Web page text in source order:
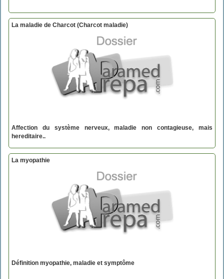
La maladie de Charcot (Charcot maladie)
Affection du système nerveux, maladie non contagieuse, mais
hereditaire..
La myopathie
Définition myopathie, maladie et symptôme